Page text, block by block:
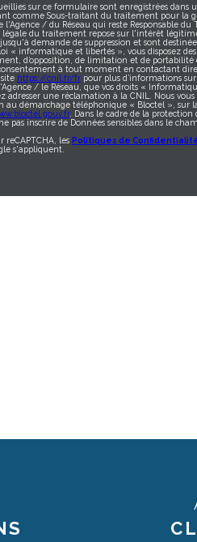
sur ce formulaire sont enregistrées dans
comme Sous-traitant du traitement pour la
l'Agence / du Réseau qui reste Responsable du
légale du traitement repose sur l'intérêt
demande de suppression et sont
« informatique et libertés », vous disposez des
d’opposition, de limitation et de portabilité
à tout moment en contactant
https://cnil.fr/frpour plus d’informations sur
/ le Réseau, que vos droits «
adresser une réclamation à la CNIL. Nous
au démarchage téléphonique « Bloctel », sur
. Dans le cadre de la protection
pas inscrire de Données sensibles dans le
reCAPTCHA, les Politiques de
s'appliquent.